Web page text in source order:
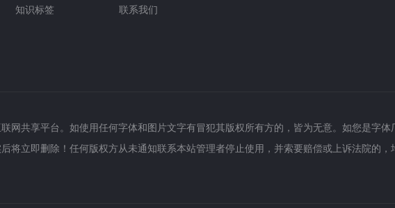
知识标签
联系我们
网共享平台。如使用任何字体和图片文字有冒犯其版权所有方的，皆为无意。如您是字
将立即删除！任何版权方从未通知联系本站管理者停止使用，并索要赔偿或上诉法院的